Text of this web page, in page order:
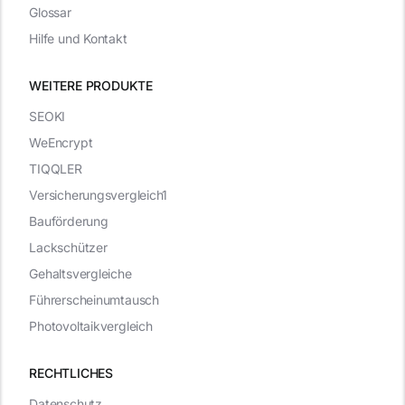
WEITERE PRODUKTE
RECHTLICHES
Glossar
Hilfe und Kontakt
SEOKI
WeEncrypt
TIQQLER
Versicherungsvergleich1
Bauförderung
Lackschützer
Gehaltsvergleiche
Führerscheinumtausch
Photovoltaikvergleich